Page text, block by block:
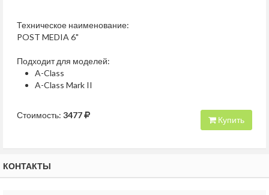
Техническое наименование:
POST MEDIA 6"
Подходит для моделей:
A-Class
A-Class Mark II
Стоимость: 3477 Купить
КОНТАКТЫ